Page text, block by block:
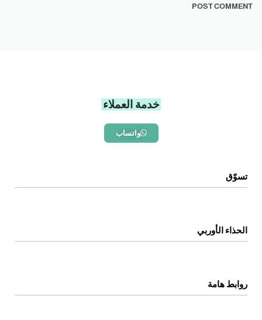
خدمة العملاء
واتساب
تسوّق
المتجر
الحذاء الأوربي
عن المتجر
روابط هامة